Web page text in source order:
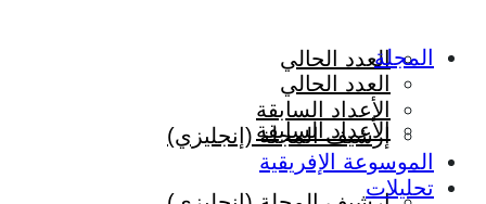
العدد الحالي
الأعداد السابقة
المجلة
العدد الحالي
الأعداد السابقة
إرشيف المجلة (إنجليزي)
الموسوعة الإفريقية
تحليلات